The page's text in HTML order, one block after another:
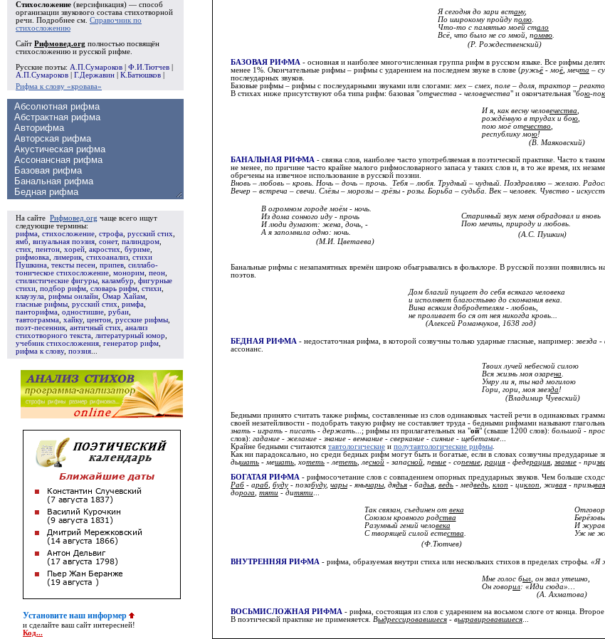
Стихосложение (версификация) — способ
организации звукового состава стихотворной
речи. Подробнее см. Справочник по
стихосложению
Сайт Рифмовед.org полностью посвящён
стихосложению и русской рифме.
Русские поэты: А.П.Сумароков Ф.И.Тютчев
А.П.Сумароков
Г.Державин К.Батюшков
Рифма к слову «кровава»
На сайте Рифмовед.org чаще всего ищут
следующие термины:
рифма стихосложение строфа русский стих
ямб визуальная поэзия сонет, палиндром
стих
пентон хорей акростих буриме
рифмовка
лимерик стихоанализ стихи
Пушкина тексты песен припев силлабо-
тоническое стихосложение монорим пеон
стилистические фигуры каламбур
фигурные
стихи подбор рифм словарь рифм стихи
клаузула рифмы онлайн Омар Хайам
гласные рифмы русский стих римфа
панторифма одностишие рубаи
тавтограмма хайку, центон русские рифмы
поэт-песенник античный стих
анализ
стихотворного текста
литературный юмор
учебник стихосложения генератор рифм
рифма к слову, поэзия
Установите наш информер
и сделайте ваш сайт интересней!
Код...
Я сегодня до зари встану,
По широкому пройду полю
Что-то с памятью моей стало
Всё, что было не со мной, помню
(Р. Рождественский)
БАЗОВАЯ РИФМА - основная и наиболее многочисленная группа рифм в русском языке. Все рифмы
менее 1%. Окончательные рифмы – рифмы с ударением на последнем звуке в слове (ружьё - моё , мечта –
послеударных звуков.
Базовые рифмы – рифмы с послеударными звуками или слогами: мех – смех, поле – доля, трактор –
В стихах ниже присутствуют оба типа рифм: базовая "отечества - человечества" и окончательная "бою-по
И я, как весну человечества
рождённую в трудах и бою
пою моё отечество
республику мою!
(В. Маяковский)
БАНАЛЬНАЯ РИФМА - связка слов, наиболее часто употребляемая в поэтической практике. Часто к
не менее, по причине часто крайне малого рифмословарного запаса у таких слов и, в то же время, их
обречены на извечное использование в русской поэзии.
Вновь – любовь – кровь. Ночь – дочь – прочь. Тебя – любя. Трудный – чудный. Поздравляю – желаю.
Вечер – встреча – свечи. Слёзы – морозы – грёзы - розы. Борьба – судьба. Век – человек. Чувство -
В огромном городе моём - ночь.
Из дома сонного иду - прочь
И люди думают: жена, дочь, -
А я запомнила одно: ночь.
(М.И. Цветаева)
Старинный звук меня обрадовал и вновь
Пою мечты, природу и любовь.
(А.С. Пушкин)
Банальные рифмы с незапамятных времён широко обыгрывались в фольклоре. В русской поэзии появились
поэтов.
Дом благий пущает до себя всякаго человека
и исполняет благостыню до скончания века.
Вина всяким добродетелям - любовь,
не проливает бо ся от нея никогда кровь...
(Алексей Романчуков, 1638 год)
БЕДНАЯ РИФМА - недостаточная рифма, в которой созвучны только ударные гласные, например: звезда
ассонанс.
Твоих лучей небесной силою
Вся жизнь моя озарена
Умру ли я, ты над могилою
Гори, гори, моя звезда!
(Владимир Чуевский)
Бедными принято считать также рифмы, составленные из слов одинаковых частей речи в одинаковых
своей незатейливости - подобрать такую рифму не составляет труда - бедными рифмами называют
знать - играть - писать - держать ...; рифмы из прилагательных на "ой" (свыше 1200 слов): большой -
слов): гадание - желание - знание - венчание - сверкание - сияние - щебетание
Крайне бедными считаются тавтологические и полутавтологические рифмы
Как ни парадоксально, но среди бедных рифм могут быть и богатые, если в словах созвучны предударные
дышать - мешать , хотеть - лететь , лесной - запасной , пение - сопение рация - федерация звание - при
БОГАТАЯ РИФМА - рифмосочетание слов с совпадением опорных предударных звуков. Чем больше
Раб - араб буду - позабуду, чары - янычары , дядья - бадья ведь - медведь клоп - циклоп , живая - призывая
дорога тяти - дитяти
Так связан, съединен от века
Союзом кровного родства
Разумный гений человека
С творящей силой естества
(Ф.Тютчев)
И
Уж не
ВНУТРЕННЯЯ РИФМА - рифма, образуемая внутри стиха или нескольких стихов в пределах строфы. «Я
Мне голос был , он звал утешно,
Он говорил: «Иди сюда»…
(А. Ахматова)
ВОСЬМИСЛОЖНАЯ РИФМА - рифма, состоящая из слов с ударением на восьмом слоге от конца.
В поэтической практике не применяется. Выдрессировавшиеся - выгравировавшиеся...